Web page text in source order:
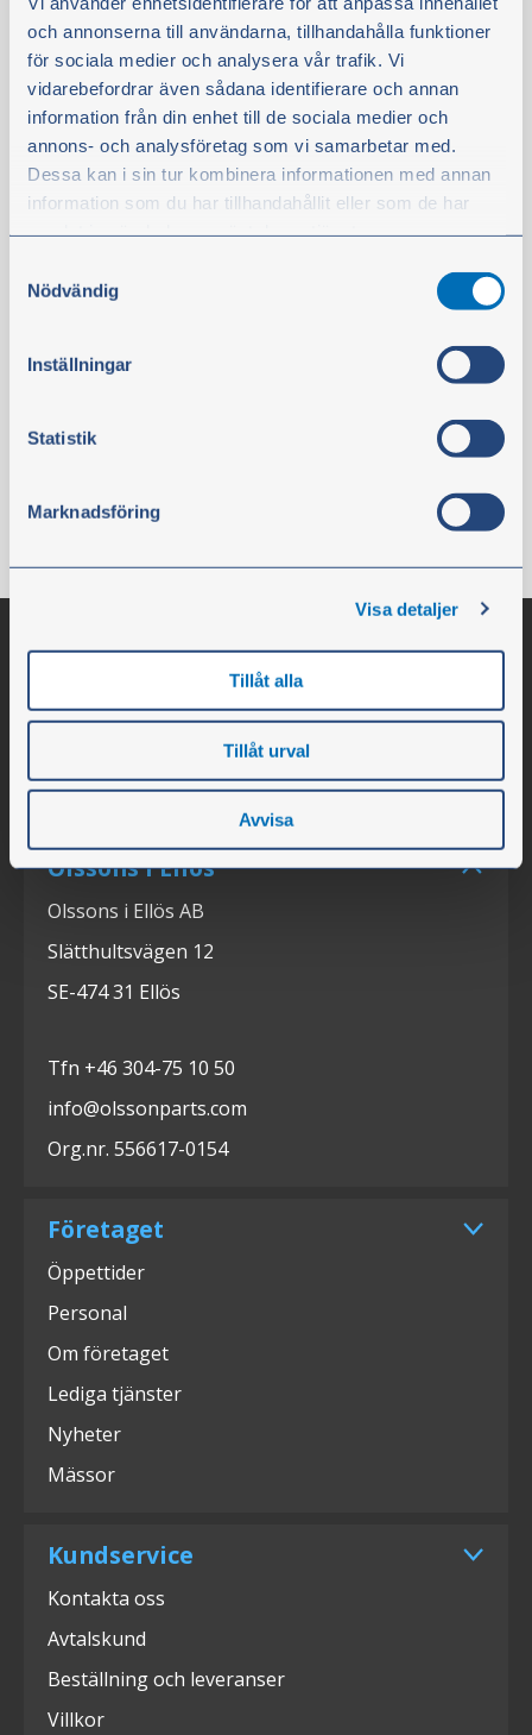
och annonserna till användarna, tillhandahålla funktioner
för sociala medier och analysera vår trafik. Vi
vidarebefordrar även sådana identifierare och annan
information från din enhet till de sociala medier och
annons- och analysföretag som vi samarbetar med.
Dessa kan i sin tur kombinera informationen med annan
information som du har tillhandahållit eller som de har
Du kan när som helst ändra ditt val. För att återkalla ditt
samtycke klickar du på ”Cookie-ikonen” längst ned till
Nödvändig
Inställningar
Statistik
Marknadsföring
Visa detaljer
Tillåt alla
Tillåt urval
Avvisa
Vevstaksbussning
Artikelnr:BM-780365
OBSERVERA:
Åtgår 4 st.
27,50 €
exkl. moms
kunna rekommenderas.
Motorbeteckning: D42 (med 40 mm kolvbult)
Olssons i Ellös
Olssons i Ellös AB
Slätthultsvägen 12
SE-474 31 Ellös
Tfn +46 304-75 10 50
info@olssonparts.com
Org.nr. 556617-0154
Företaget
Öppettider
Personal
Om företaget
Lediga tjänster
Nyheter
Mässor
Kundservice
Kontakta oss
Avtalskund
Beställning och leveranser
Villkor